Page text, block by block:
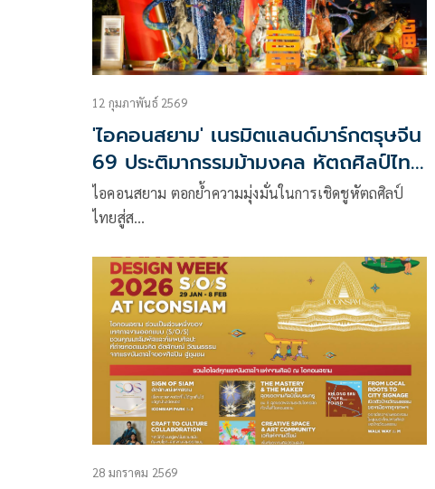
12 กุมภาพันธ์ 2569
'ไอคอนสยาม' เนรมิตแลนด์มาร์กตรุษจีน
69 ประติมากรรมม้ามงคล หัตถศิลป์ไทย
ผสานวัฒนธรรมจีนผ่านผลงานรักษ์โลก
ไอคอนสยาม ตอกย้ำความมุ่งมั่นในการเชิดชูหัตถศิลป์
ไทยสู่ส…
28 มกราคม 2569